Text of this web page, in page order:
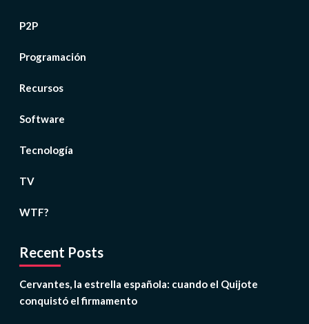
P2P
Programación
Recursos
Software
Tecnología
TV
WTF?
Recent Posts
Cervantes, la estrella española: cuando el Quijote
conquistó el firmamento